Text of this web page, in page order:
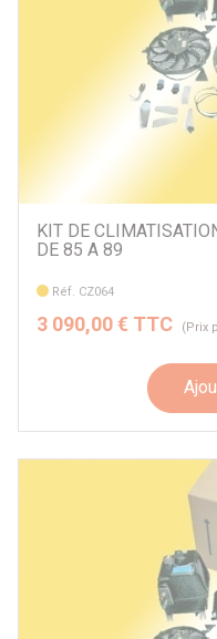
KIT DE
DE 85 A 89
Réf. CZ064
3 090,00 € TTC (Prix